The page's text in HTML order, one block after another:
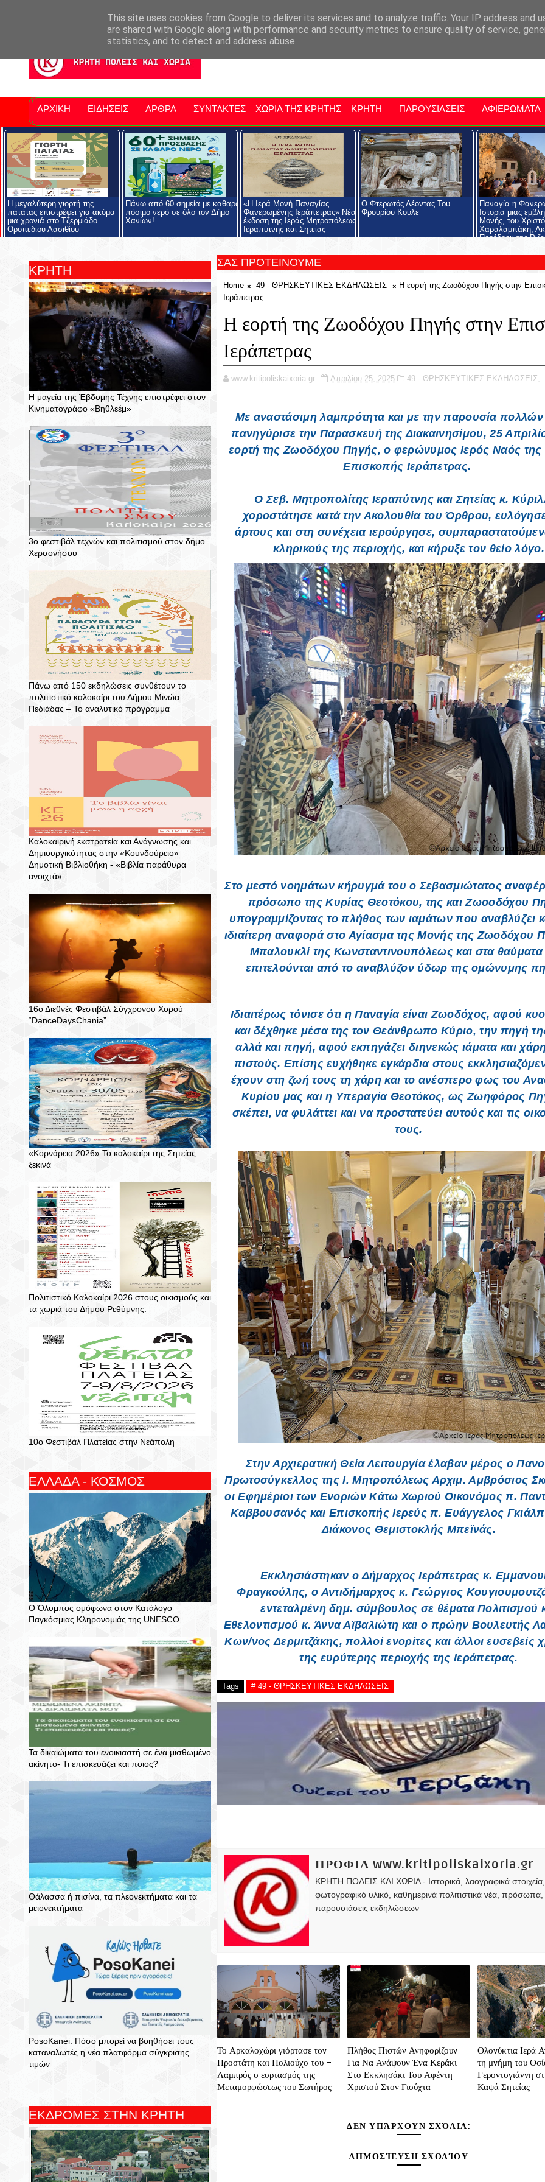
Νομός Λασιθίου Αγαπάμε Ρέθυμνο Επαρχία Μαλεβιζίου Εκδηλώσεις Στην Κρήτη Kriti Traveller
ΑΡΧΙΚΗ ΕΙΔΗΣΕΙΣ ΑΡΘΡΑ ΣΥΝΤΑΚΤΕΣ ΧΩΡΙΑ ΤΗΣ ΚΡΗΤΗΣ ΚΡΗΤΗ ΠΑΡΟΥΣΙΑΣΕΙΣ ΑΦΙΕΡΩΜΑΤΑ
Η μεγαλύτερη γιορτή της
πατάτας επιστρέφει για ακόμα
μια χρονιά στο Τζερμιάδο
Οροπεδίου Λασιθίου
Πάνω από 60 σημεία με καθαρό
πόσιμο νερό σε όλο τον Δήμο
Χανίων!
«Η Ιερά Μονή Παναγίας
Φανερωμένης Ιεράπετρας» Νέα
έκδοση της Ιεράς Μητροπόλεως
Ιεραπύτνης και Σητείας
Ο Φτερωτός Λέοντας Του
Φρουρίου Κούλε
Παναγία η
Ιστορία μιας
Μονής, του
Χαραλαμπάκη,
Προέδρου της
Ριζαρείου
ΚΡΗΤΗ
Η μαγεία της Έβδομης Τέχνης επιστρέφει στον
Κινηματογράφο «Βηθλεέμ»
3ο φεστιβάλ τεχνών και πολιτισμού στον δήμο
Χερσονήσου
Πάνω από 150 εκδηλώσεις συνθέτουν το
πολιτιστικό καλοκαίρι του Δήμου Μινώα
Πεδιάδας – To αναλυτικό πρόγραμμα
Καλοκαιρινή εκστρατεία και Ανάγνωσης και
Δημιουργικότητας στην «Κουνδούρειο»
Δημοτική Βιβλιοθήκη - «Βιβλία παράθυρα
ανοιχτά»
16ο Διεθνές Φεστιβάλ Σύγχρονου Χορού
“DanceDaysChania”
«Κορνάρεια 2026» Το καλοκαίρι της Σητείας
ξεκινά
Πολιτιστικό Καλοκαίρι 2026 στους οικισμούς και
τα χωριά του Δήμου Ρεθύμνης.
10ο Φεστιβάλ Πλατείας στην Νεάπολη
ΕΛΛΑΔΑ - ΚΟΣΜΟΣ
Ο Όλυμπος ομόφωνα στον Κατάλογο
Παγκόσμιας Κληρονομιάς της UNESCO
Τα δικαιώματα του ενοικιαστή σε ένα μισθωμένο
ακίνητο- Τι επισκευάζει και ποιος?
Θάλασσα ή πισίνα, τα πλεονεκτήματα και τα
μειονεκτήματα
PosoKanei: Πόσο μπορεί να βοηθήσει τους
καταναλωτές η νέα πλατφόρμα σύγκρισης
τιμών
ΕΚΔΡΟΜΕΣ ΣΤΗΝ ΚΡΗΤΗ
ΣΑΣ ΠΡΟΤΕΙΝΟΥΜΕ
Home 49 - ΘΡΗΣΚΕΥΤΙΚΕΣ ΕΚΔΗΛΩΣΕΙΣ
Η εορτή της Ζωοδόχου Πηγής στην
Ιεράπετρας
Η εορτή της Ζωοδόχου Πηγής στην
Ιεράπετρας
www.kritipoliskaixoria.gr Απριλίου 25, 2025 49 - ΘΡΗΣΚΕΥΤΙΚΕΣ ΕΚΔΗΛΩΣΕΙΣ,
Με αναστάσιμη λαμπρότητα και με την παρουσία
πανηγύρισε την Παρασκευή της Διακαινησίμου, 25
εορτή της Ζωοδόχου Πηγής, ο φερώνυμος Ιερός Ναός της
Επισκοπής Ιεράπετρας.
Ο Σεβ. Μητροπολίτης Ιεραπύτνης και Σητείας κ.
χοροστάτησε κατά την Ακολουθία του Όρθρου,
άρτους και στη συνέχεια ιερούργησε,
κληρικούς της περιοχής, και κήρυξε τον θείο λόγο.
Στο μεστό νοημάτων κήρυγμά του ο Σεβασμιώτατος
πρόσωπο της Κυρίας Θεοτόκου, της και Ζωοοδόχου
υπογραμμίζοντας το πλήθος των ιαμάτων που αναβλύζει
ιδιαίτερη αναφορά στο Αγίασμα της Μονής της Ζωοδόχου
Μπαλουκλί της Κωνσταντινουπόλεως και στα
επιτελούνται από το αναβλύζον ύδωρ της ομώνυμης
Ιδιαιτέρως τόνισε ότι η Παναγία είναι Ζωοδόχος, αφού
και δέχθηκε μέσα της τον Θεάνθρωπο Κύριο, την πηγή
αλλά και πηγή, αφού εκπηγάζει διηνεκώς ιάματα και
πιστούς. Επίσης ευχήθηκε εγκάρδια στους
έχουν στη ζωή τους τη χάρη και το ανέσπερο φως του
Κυρίου μας και η Υπεραγία Θεοτόκος, ως Ζωηφόρος
σκέπει, να φυλάττει και να προστατεύει αυτούς και τις
τους.
Στην Αρχιερατική Θεία Λειτουργία έλαβαν μέρος ο
Πρωτοσύγκελλος της Ι. Μητροπόλεως Αρχιμ. Αμβρόσιος
οι Εφημέριοι των Ενοριών Κάτω Χωριού Οικονόμος π.
Καββουσανός και Επισκοπής Ιερεύς π. Ευάγγελος
Διάκονος Θεμιστοκλής Μπεϊνάς.
Εκκλησιάστηκαν ο Δήμαρχος Ιεράπετρας κ.
Φραγκούλης, ο Αντιδήμαρχος κ. Γεώργιος
εντεταλμένη δημ. σύμβουλος σε θέματα Πολιτισμού
Εθελοντισμού κ. Άννα Αϊβαλιώτη και ο πρώην Βουλευτής
Κων/νος Δερμιτζάκης, πολλοί ενορίτες και άλλοι ευσεβείς
της ευρύτερης περιοχής της Ιεράπετρας.
Tags # 49 - ΘΡΗΣΚΕΥΤΙΚΕΣ ΕΚΔΗΛΩΣΕΙΣ
ΠΡΟΦΙΛ www.kritipoliskaixoria.gr
ΚΡΗΤΗ ΠΟΛΕΙΣ ΚΑΙ ΧΩΡΙΑ - Ιστορικά, λαογραφικά
φωτογραφικό υλικό, καθημερινά πολιτιστικά νέα, πρόσωπα,
παρουσιάσεις εκδηλώσεων
Το Αρκαλοχώρι γιόρτασε τον
Προστάτη και Πολιούχο του –
Λαμπρός ο εορτασμός της
Μεταμορφώσεως του Σωτήρος
Πλήθος Πιστών Ανηφορίζουν
Για Να Ανάψουν Ένα Κεράκι
Στο Εκκλησάκι Του Αφέντη
Χριστού Στον Γιούχτα
Ολονύκτια Ιερά
τη μνήμη του
Γεροντογιάννη
Καψά Σητείας
ΔΕΝ ΥΠΆΡΧΟΥΝ ΣΧΌΛΙΑ:
ΔΗΜΟΣΊΕΥΣΗ ΣΧΟΛΊΟΥ
This site uses cookies from Google to deliver its services and to analyze traffic. Your IP address and
are shared with Google along with performance and security metrics to ensure quality of service,
statistics, and to detect and address abuse.